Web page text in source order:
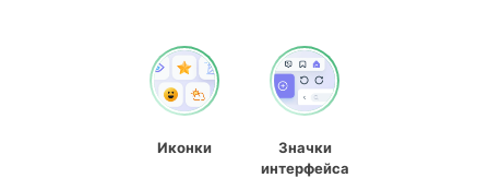
Иконки
Значки
интерфейса